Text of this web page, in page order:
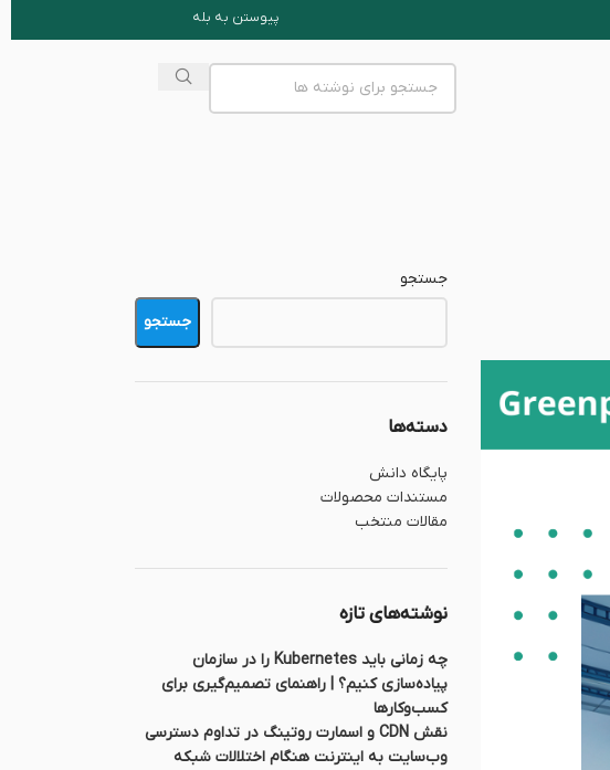
پیوستن به بله
جستجو
جستجو
دسته‌ها
پایگاه دانش
مستندات محصولات
مقالات منتخب
نوشته‌های تازه
چه زمانی باید Kubernetes را در سازمان
پیاده‌سازی کنیم؟ | راهنمای تصمیم‌گیری برای
کسب‌وکارها
نقش CDN و اسمارت روتینگ در تداوم دسترسی
وب‌سایت به اینترنت هنگام اختلالات شبکه